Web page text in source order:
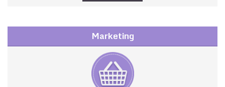
Marketing